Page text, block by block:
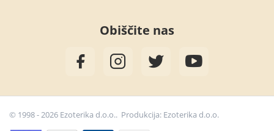
Obiščite nas
© 1998 - 2026 Ezoterika d.o.o.. Produkcija: Ezoterika d.o.o.